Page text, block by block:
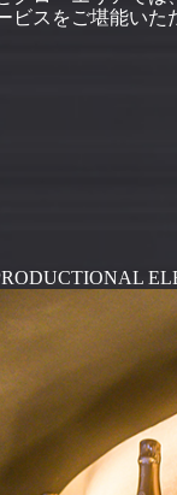
スをご堪能いた